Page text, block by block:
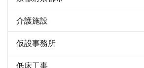
介護施設
仮設事務所
低床工事